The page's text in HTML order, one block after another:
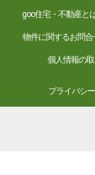
goo住宅・不動産と
物件に関するお問合
個人情報の
プライバシ